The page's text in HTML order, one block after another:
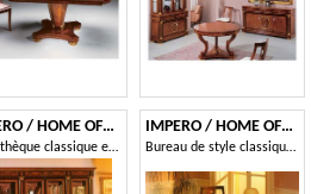
IMPERO / HOME OFFICE Bookcase
Bibliothèque classique et élégant pour studio professionnel
IMPERO / HOME OFFICE Writing desk
Bureau de style classique en frêne olive